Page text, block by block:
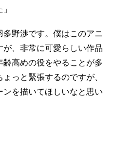
多野渉です。僕はこのアニ
、非常に可愛らしい作品
高めの役をやることが多
っと緊張するのですが、
を描いてほしいなと思い